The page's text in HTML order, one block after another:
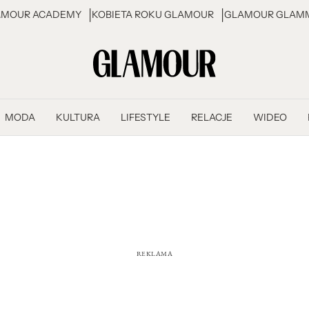
ACADEMY KOBIETA ROKU GLAMOUR GLAMOUR
MODA KULTURA LIFESTYLE RELACJE WIDEO